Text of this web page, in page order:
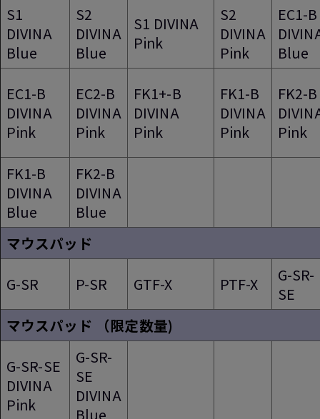
S1
DIVINA
Blue
S2
DIVINA
Blue
S1 DIVINA
Pink
S2
DIVINA
Pink
EC1-B
Blue
EC1-B
DIVINA
Pink
EC2-B
DIVINA
Pink
FK1+-B
DIVINA
Pink
FK1-B
DIVINA
Pink
FK2-B
Pink
FK1-B
DIVINA
Blue
FK2-B
DIVINA
Blue
マウスパッド
G-SR
P-SR GTF-X PTF-X
G-SR-
SE
マウスパッド （限定数量)
G-SR-SE
DIVINA
Pink
G-SR-
SE
DIVINA
Blue